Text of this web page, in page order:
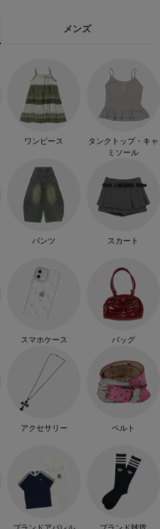
メンズ
ワンピース
タンクトップ・キャ
ミソール
パンツ スカート
スマホケース バッグ
アクセサリー ベルト